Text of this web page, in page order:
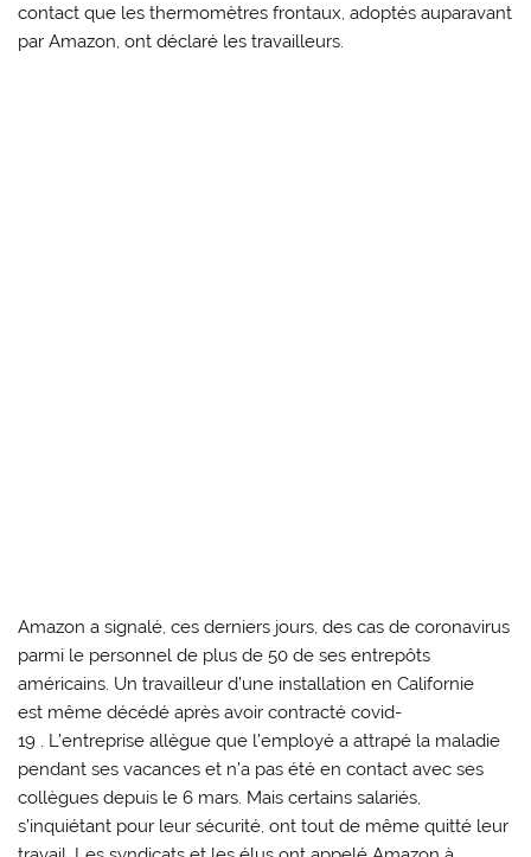
contact que les thermomètres frontaux, adoptés auparavant
par Amazon, ont déclaré les travailleurs.
Amazon a signalé, ces derniers jours, des cas de coronavirus
parmi le personnel de plus de 50 de ses entrepôts
américains. Un travailleur d’une installation en Californie
est même décédé après avoir contracté covid-
19 . L’entreprise allègue que l’employé a attrapé la maladie
pendant ses vacances et n’a pas été en contact avec ses
collègues depuis le 6 mars. Mais certains salariés,
s’inquiétant pour leur sécurité, ont tout de même quitté leur